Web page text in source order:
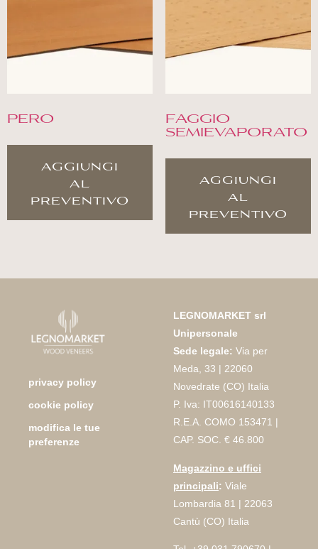
PERO
aggiungi
al
preventivo
FAGGIO
SEMIEVAPORATO
aggiungi
al
preventivo
privacy policy
cookie policy
modifica le tue
preferenze
LEGNOMARKET srl
Unipersonale
Sede legale: Via per
Meda, 33 | 22060
Novedrate (CO) Italia
P. Iva: IT00616140133
R.E.A. COMO 153471 |
CAP. SOC. € 46.800
Magazzino e uffici
principali: Viale
Lombardia 81 | 22063
Cantù (CO) Italia